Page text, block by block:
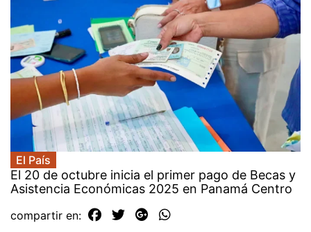
El País
El 20 de octubre inicia el primer pago de Becas y
Asistencia Económicas 2025 en Panamá Centro
compartir en: